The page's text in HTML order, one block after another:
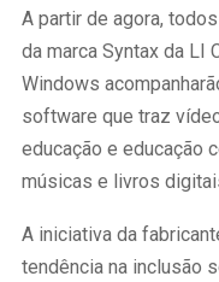
A partir de agora,
da marca Syntax da LI
Windows
software que traz
educação e educação
músicas e livros
A iniciativa da
tendência na inclusão